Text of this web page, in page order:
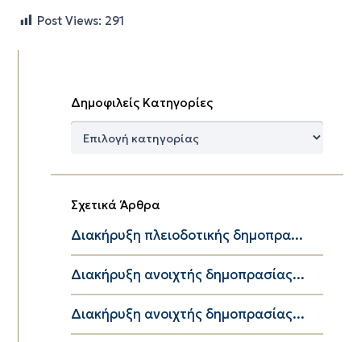
Post Views: 291
Δημοφιλείς Κατηγορίες
Δημοφιλείς
Σχετικά Άρθρα
Διακήρυξη πλειοδοτικής δημοπρα...
Διακήρυξη ανοιχτής δημοπρασίας...
Διακήρυξη ανοιχτής δημοπρασίας...